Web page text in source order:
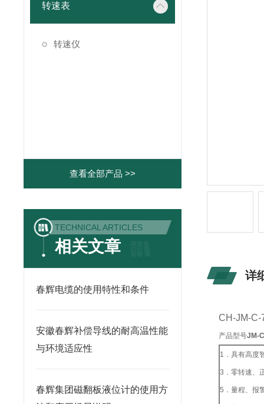
转速表
转速仪
查看全部产品 >>
TECHNICAL ARTICLES
相关文章
春辉电缆的使用特性和条件
安徽春辉补偿导线的耐高温性能
与环境适应性
春辉集团磁翻板液位计的使用方
详
CH-JM-C-
产品型号JM-
1．具有高度
3．零转速、
5．量程、报